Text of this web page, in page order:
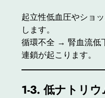
起立性低血圧やショ
します。
循環不全 → 腎血流低
連鎖が起こります。
1-3.低ナトリウ